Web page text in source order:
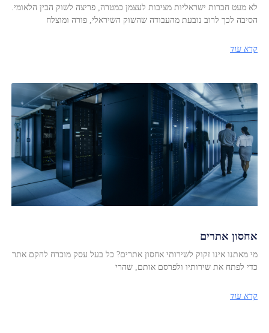
לא מעט חברות ישראליות מציבות לעצמן כמטרה, פריצה לשוק הבין הלאומי.
הסיבה לכך לרוב נובעת מהעבודה שהשוק השיראלי, פורה ומוצלח
קרא עוד
אחסון אתרים
מי מאתנו אינו זקוק לשירותי אחסון אתרים? כל בעל עסק מוכרח להקם אתר
כדי לפתח את שירותיו ולפרסם אותם, שהרי
קרא עוד